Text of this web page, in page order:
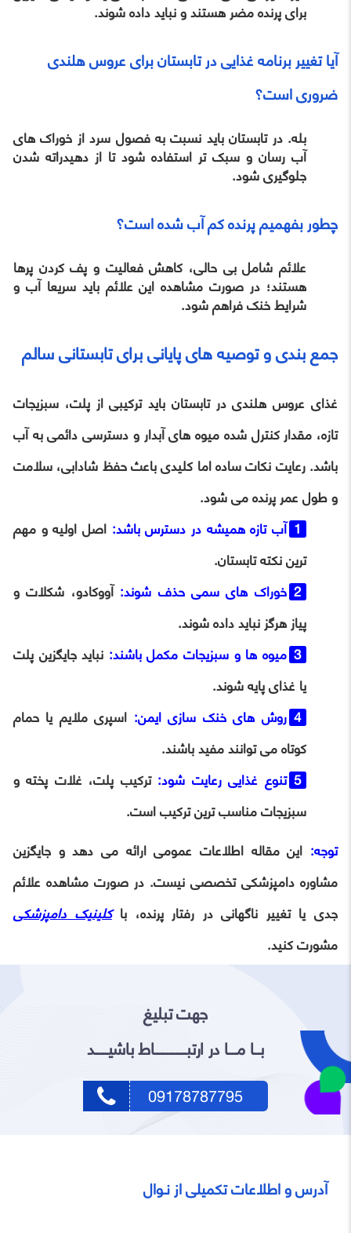
برای پرنده مضر هستند و نباید داده شوند.
آیا تغییر برنامه غذایی در تابستان برای عروس هلندی
ضروری است؟
بله. در تابستان باید نسبت به فصول سرد از خوراک های
آب رسان و سبک تر استفاده شود تا از دهیدراته شدن
جلوگیری شود.
چطور بفهمیم پرنده کم آب شده است؟
علائم شامل بی حالی، کاهش فعالیت و پف کردن پرها
هستند؛ در صورت مشاهده این علائم باید سریعا آب و
شرایط خنک فراهم شود.
جمع بندی و توصیه های پایانی برای تابستانی سالم
غذای عروس هلندی در تابستان باید ترکیبی از پلت، سبزیجات
تازه، مقدار کنترل شده میوه های آبدار و دسترسی دائمی به آب
باشد. رعایت نکات ساده اما کلیدی باعث حفظ شادابی، سلامت
و طول عمر پرنده می شود.
آب تازه همیشه در دسترس باشد: اصل اولیه و مهم
ترین نکته تابستان.
خوراک های سمی حذف شوند: آووکادو، شکلات و
پیاز هرگز نباید داده شوند.
میوه ها و سبزیجات مکمل باشند: نباید جایگزین پلت
یا غذای پایه شوند.
روش های خنک سازی ایمن: اسپری ملایم یا حمام
کوتاه می توانند مفید باشند.
تنوع غذایی رعایت شود: ترکیب پلت، غلات پخته و
سبزیجات مناسب ترین ترکیب است.
توجه: این مقاله اطلاعات عمومی ارائه می دهد و جایگزین
مشاوره دامپزشکی تخصصی نیست. در صورت مشاهده علائم
جدی یا تغییر ناگهانی در رفتار پرنده، باکلینیک دامپزشکی
مشورت کنید.
جهت تبلیغ
بـــا مــــا در ارتبـــــــــــــــاط باشیــــــد
09178787795
آدرس و اطلاعات تکمیلی از نـوال